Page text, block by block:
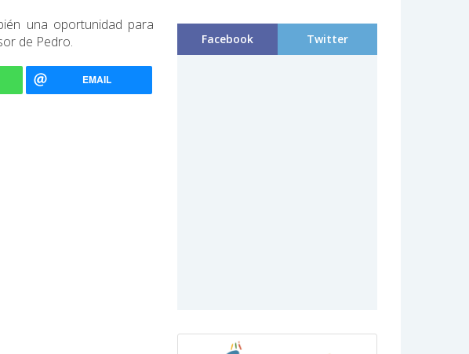
una oportunidad para
de Pedro.
EMAIL
Facebook Twitter